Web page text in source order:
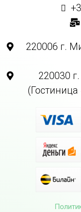
220006 г.
220030